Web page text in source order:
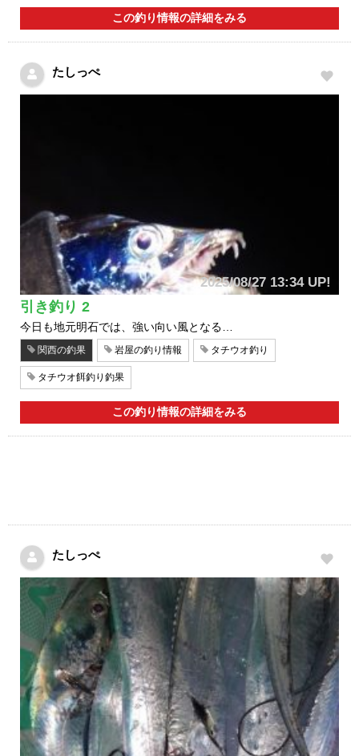
この釣り情報の詳細をみる
たしっぺ
2025/08/27 13:34 UP!
引き釣り 2
今日も地元明石では、強い向い風となる…
関西の釣果 岩屋の釣り情報 タチウオ釣り
タチウオ餌釣り釣果
この釣り情報の詳細をみる
たしっぺ